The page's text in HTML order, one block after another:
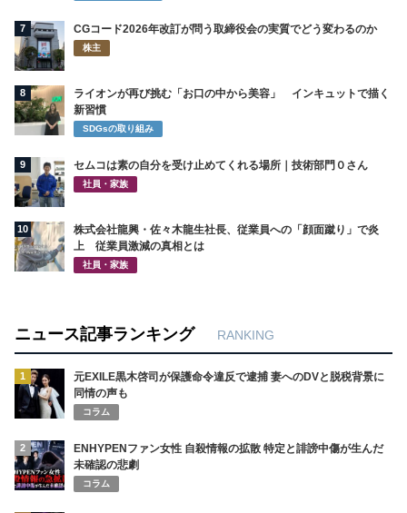
7 CGコード2026年改訂が問う取締役会の実質でどう変わるのか
株主
8
ライオンが再び挑む「お口の中から美容」 インキュットで描く
新習慣
SDGsの取り組み
9 セムコは素の自分を受け止めてくれる場所｜技術部門０さん
社員・家族
10
株式会社龍興・佐々木龍生社長、従業員への「顔面蹴り」で炎
上 従業員激減の真相とは
社員・家族
ニュース記事ランキング RANKING
1
元EXILE黒木啓司が保護命令違反で逮捕 妻へのDVと脱税背景に
同情の声も
コラム
2
ENHYPENファン女性 自殺情報の拡散 特定と誹謗中傷が生んだ
未確認の悲劇
コラム